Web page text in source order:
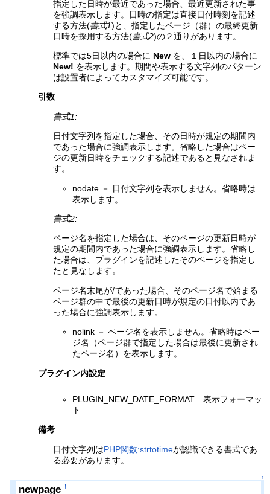
指定した日時が最近であった場合、最近更新された事
を強調表示します。日時の指定は直接日付時刻を記述
する方法(書式1)と、指定したページ（群）の最終更新
日時を採用する方法(書式2)の２通りがあります。
標準では5日以内の場合に New を、１日以内の場合に
New! を表示します。期間や表示する文字列のパターン
は設置者によってカスタマイズ可能です。
引数
書式1:
日付文字列を指定した場合、その日時が規定の期間内
であった場合に強調表示します。省略した場合はペー
ジの更新日時をチェックする記述であると見なされま
す。
nodate － 日付文字列を表示しません。省略時は
表示します。
書式2:
ページ名を指定した場合は、そのページの更新日時が
規定の期間内であった場合に強調表示します。省略し
た場合は、プラグインを記述したそのページを指定し
たと見なします。
ページ名末尾が/であった場合、そのページ名で始まる
ページ群の中で最後の更新日時が規定の日付以内であ
った場合に強調表示します。
nolink － ページ名を表示しません。省略時はペー
ジ名（ページ群で指定した場合は最後に更新され
たページ名）を表示します。
プラグイン内設定
PLUGIN_NEW_DATE_FORMAT 表示フォーマッ
ト
備考
日付文字列はPHP関数:strtotimeが認識できる書式であ
る必要があります。
↑
newpage†